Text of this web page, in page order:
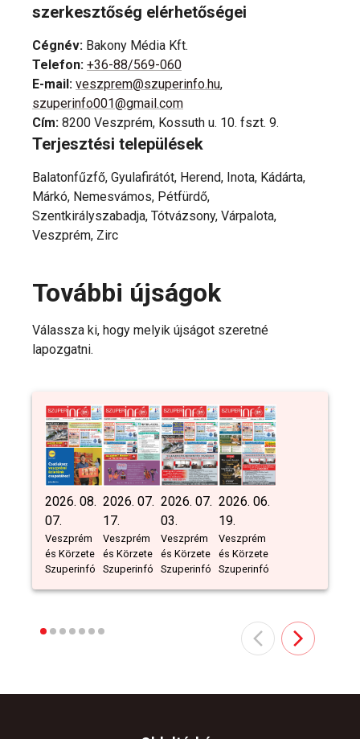
szerkesztőség elérhetőségei
Cégnév: Bakony Média Kft.
Telefon: +36-88/569-060
E-mail: veszprem@szuperinfo.hu,
szuperinfo001@gmail.com
Cím: 8200 Veszprém, Kossuth u. 10. fszt. 9.
Terjesztési települések
Balatonfűzfő, Gyulafirátót, Herend, Inota, Kádárta,
Márkó, Nemesvámos, Pétfürdő,
Szentkirályszabadja, Tótvázsony, Várpalota,
Veszprém, Zirc
További újságok
Válassza ki, hogy melyik újságot szeretné
lapozgatni.
2026. 08.
07.
Veszprém
és Körzete
Szuperinfó
2026. 07.
17.
Veszprém
és Körzete
Szuperinfó
2026. 07.
03.
Veszprém
és Körzete
Szuperinfó
2026. 06.
19.
Veszprém
és Körzete
Szuperinfó